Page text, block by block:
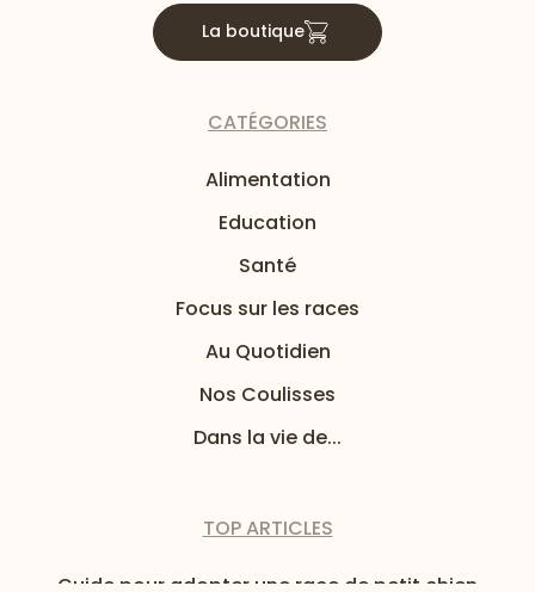
La boutique
CATÉGORIES
Alimentation
Education
Santé
Focus sur les races
Au Quotidien
Nos Coulisses
Dans la vie de...
TOP ARTICLES
Guide pour adopter une race de petit chien